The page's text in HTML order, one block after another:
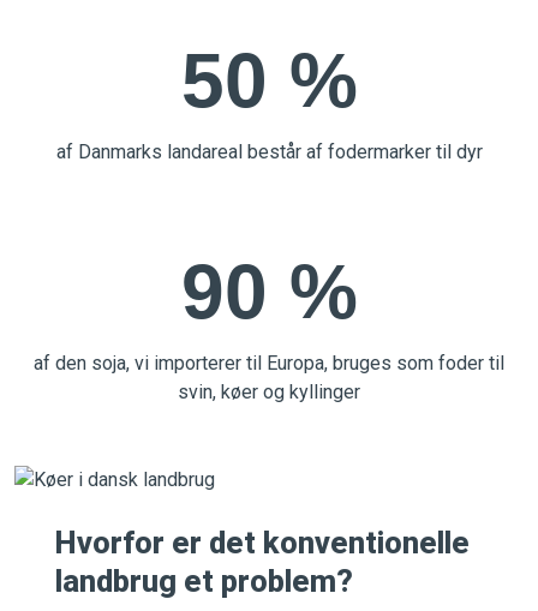
50 %
af Danmarks landareal består af fodermarker til dyr
90 %
af den soja, vi importerer til Europa, bruges som foder til
svin, køer og kyllinger
Hvorfor er det konventionelle
landbrug et problem?